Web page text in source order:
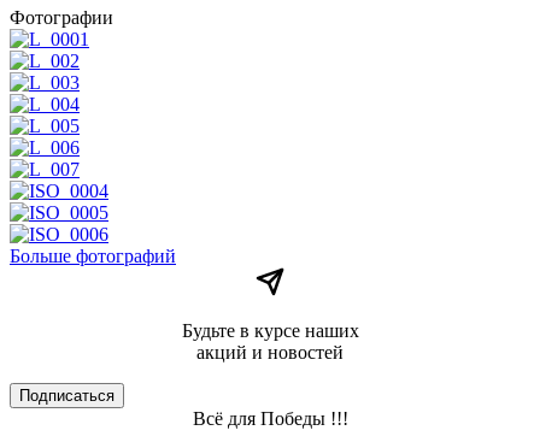
Фотографии
Больше фотографий
Будьте в курсе наших
акций и новостей
Подписаться
Всё для Победы !!!